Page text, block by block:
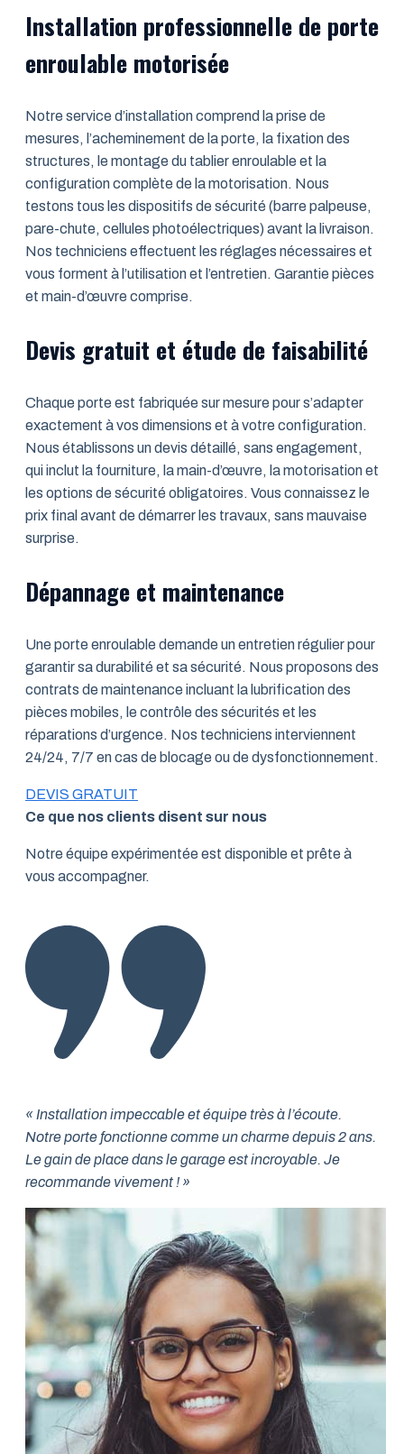
Installation professionnelle de porte
enroulable motorisée
Notre service d’installation comprend la prise de
mesures, l’acheminement de la porte, la fixation des
structures, le montage du tablier enroulable et la
configuration complète de la motorisation. Nous
testons tous les dispositifs de sécurité (barre palpeuse,
pare-chute, cellules photoélectriques) avant la livraison.
Nos techniciens effectuent les réglages nécessaires et
vous forment à l’utilisation et l’entretien. Garantie pièces
et main-d’œuvre comprise.
Devis gratuit et étude de faisabilité
Chaque porte est fabriquée sur mesure pour s’adapter
exactement à vos dimensions et à votre configuration.
Nous établissons un devis détaillé, sans engagement,
qui inclut la fourniture, la main-d’œuvre, la motorisation et
les options de sécurité obligatoires. Vous connaissez le
prix final avant de démarrer les travaux, sans mauvaise
surprise.
Dépannage et maintenance
Une porte enroulable demande un entretien régulier pour
garantir sa durabilité et sa sécurité. Nous proposons des
contrats de maintenance incluant la lubrification des
pièces mobiles, le contrôle des sécurités et les
réparations d’urgence. Nos techniciens interviennent
24/24, 7/7 en cas de blocage ou de dysfonctionnement.
DEVIS GRATUIT
Ce que nos clients disent sur nous
Notre équipe expérimentée est disponible et prête à
vous accompagner.
« Installation impeccable et équipe très à l’écoute.
Notre porte fonctionne comme un charme depuis 2 ans.
Le gain de place dans le garage est incroyable. Je
recommande vivement ! »